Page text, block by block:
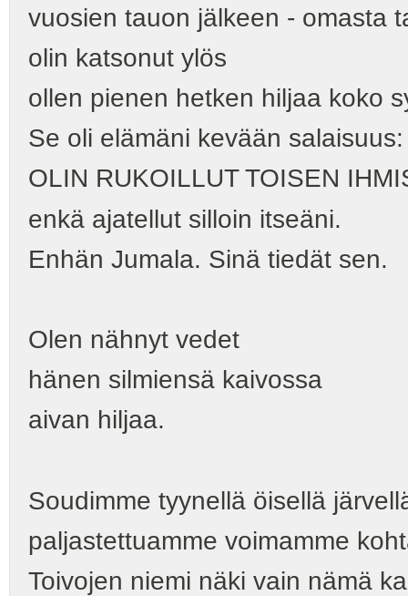
vuosien tauon jälkeen - omasta
olin katsonut ylös
ollen pienen hetken hiljaa koko
Se oli elämäni kevään salaisuus:
OLIN RUKOILLUT TOISEN
enkä ajatellut silloin itseäni.
Enhän Jumala. Sinä tiedät sen.
Olen nähnyt vedet
hänen silmiensä kaivossa
aivan hiljaa.
Soudimme tyynellä öisellä
paljastettuamme voimamme
Toivojen niemi näki vain nämä